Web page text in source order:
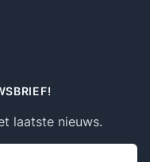
laatste nieuws.